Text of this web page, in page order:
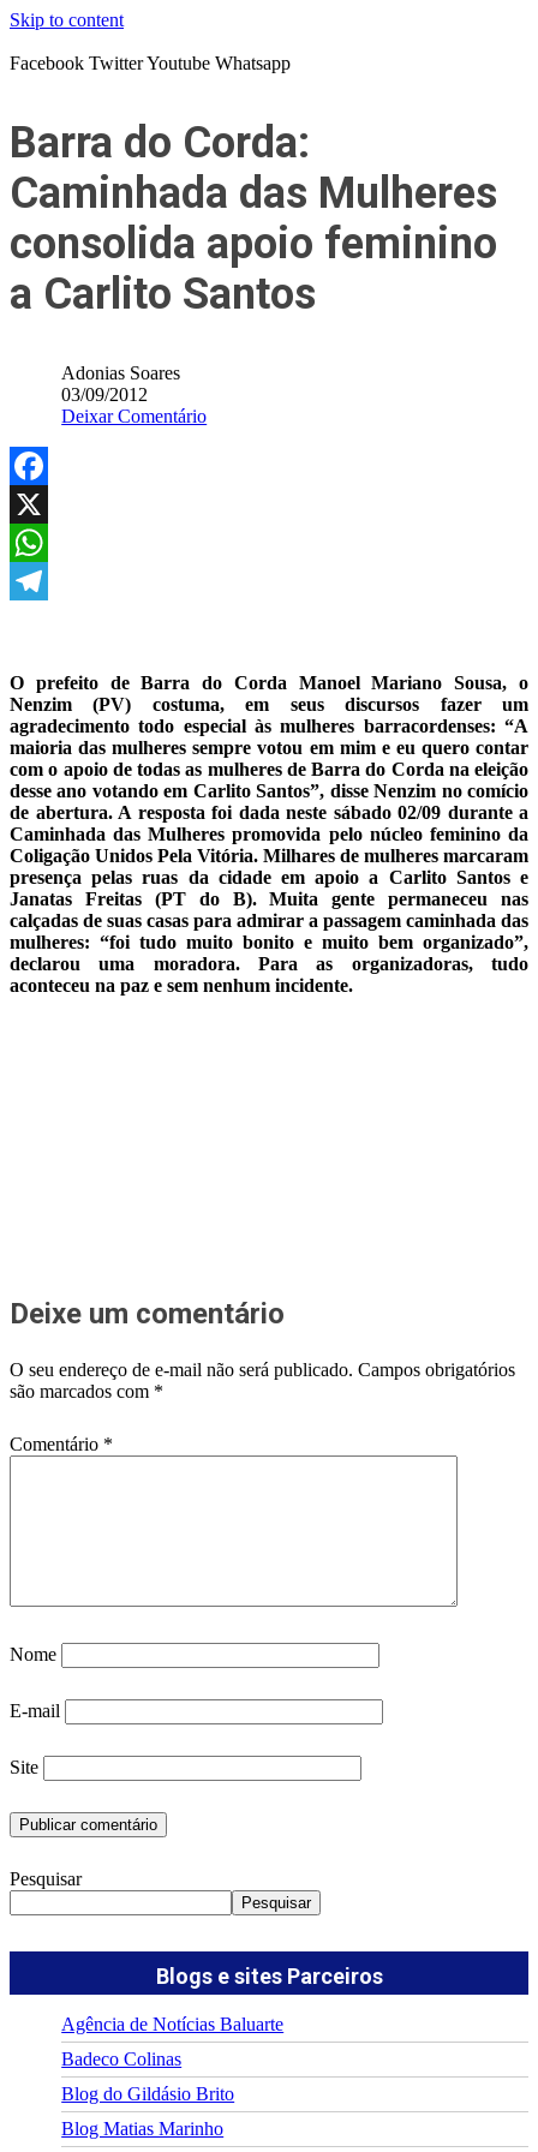
Skip to content
Facebook TwitterYoutube Whatsapp
Barra do Corda:
Caminhada das Mulheres
consolida apoio feminino
a Carlito Santos
Adonias Soares
03/09/2012
Deixar Comentário
Facebook
X
WhatsApp
O prefeito de Barra do Corda Manoel Mariano Sousa, o
Nenzim (PV) costuma, em seus discursos fazer um
agradecimento todo especial às mulheres barracordenses: “A
maioria das mulheres sempre votou em mim e eu quero contar
com o apoio de todas as mulheres de Barra do Corda na eleição
desse ano votando em Carlito Santos”, disse Nenzim no comício
de abertura. A resposta foi dada neste sábado 02/09 durante a
Caminhada das Mulheres promovida pelo núcleo feminino da
Coligação Unidos Pela Vitória. Milhares de mulheres marcaram
presença pelas ruas da cidade em apoio a Carlito Santos e
Janatas Freitas (PT do B). Muita gente permaneceu nas
calçadas de suas casas para admirar a passagem caminhada das
mulheres: “foi tudo muito bonito e muito bem organizado”,
declarou uma moradora. Para as organizadoras, tudo
aconteceu na paz e sem nenhum incidente.
Deixe um comentário
O seu endereço de e-mail não será publicado. Campos obrigatórios
são marcados com *
Comentário *
Nome
E-mail
Site
Pesquisar
Pesquisar
Blogs e sites Parceiros
Agência de Notícias Baluarte
Badeco Colinas
Blog do Gildásio Brito
Blog Matias Marinho